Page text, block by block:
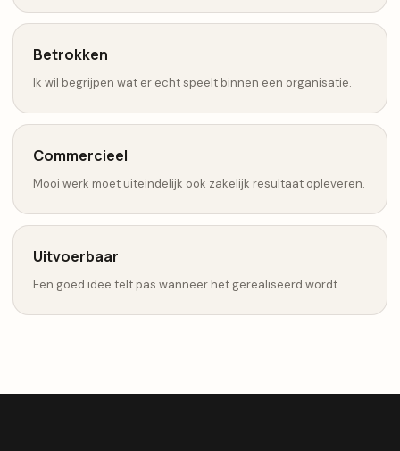
Betrokken
Ik wil begrijpen wat er echt speelt binnen een organisatie.
Commercieel
Mooi werk moet uiteindelijk ook zakelijk resultaat opleveren.
Uitvoerbaar
Een goed idee telt pas wanneer het gerealiseerd wordt.